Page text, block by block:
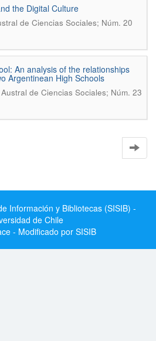
the Digital Culture
de Ciencias Sociales; Núm. 20
An analysis of the relationships
Argentinean High Schools
de Ciencias Sociales; Núm. 23
Información y Bibliotecas (SISIB) -
de Chile
- Modificado por SISIB